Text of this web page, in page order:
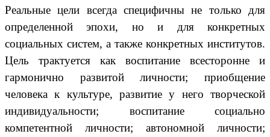
Реальные цели всегда специфичны не только для
определенной эпохи, но и для конкретных
социальных систем, а также конкретных институтов.
Цель трактуется как воспитание всесторонне и
гармонично развитой личности; приобщение
человека к культуре, развитие у него творческой
индивидуальности; воспитание социально
компетентной личности; автономной личности;